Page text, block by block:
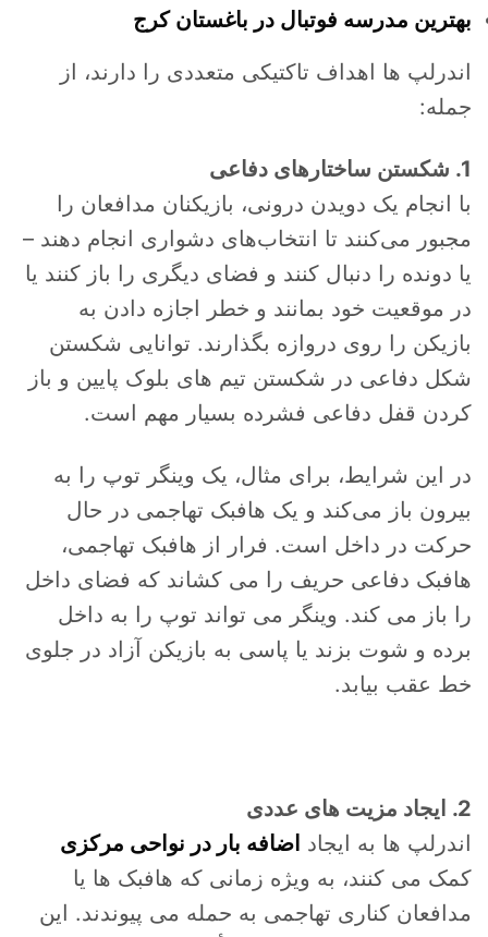
بهترین مدرسه فوتبال در باغستان کرج
اندرلپ ها اهداف تاکتیکی متعددی را دارند، از
جمله:
1. شکستن ساختارهای دفاعی
با انجام یک دویدن درونی، بازیکنان مدافعان را
مجبور می‌کنند تا انتخاب‌های دشواری انجام دهند –
یا دونده را دنبال کنند و فضای دیگری را باز کنند یا
در موقعیت خود بمانند و خطر اجازه دادن به
بازیکن را روی دروازه بگذارند. توانایی شکستن
شکل دفاعی در شکستن تیم های بلوک پایین و باز
کردن قفل دفاعی فشرده بسیار مهم است.
در این شرایط، برای مثال، یک وینگر توپ را به
بیرون باز می‌کند و یک هافبک تهاجمی در حال
حرکت در داخل است. فرار از هافبک تهاجمی،
هافبک دفاعی حریف را می کشاند که فضای داخل
را باز می کند. وینگر می تواند توپ را به داخل
برده و شوت بزند یا پاسی به بازیکن آزاد در جلوی
خط عقب بیابد.
2. ایجاد مزیت های عددی
اندرلپ ها به ایجاد اضافه بار در نواحی مرکزی
کمک می کنند، به ویژه زمانی که هافبک ها یا
مدافعان کناری تهاجمی به حمله می پیوندند. این